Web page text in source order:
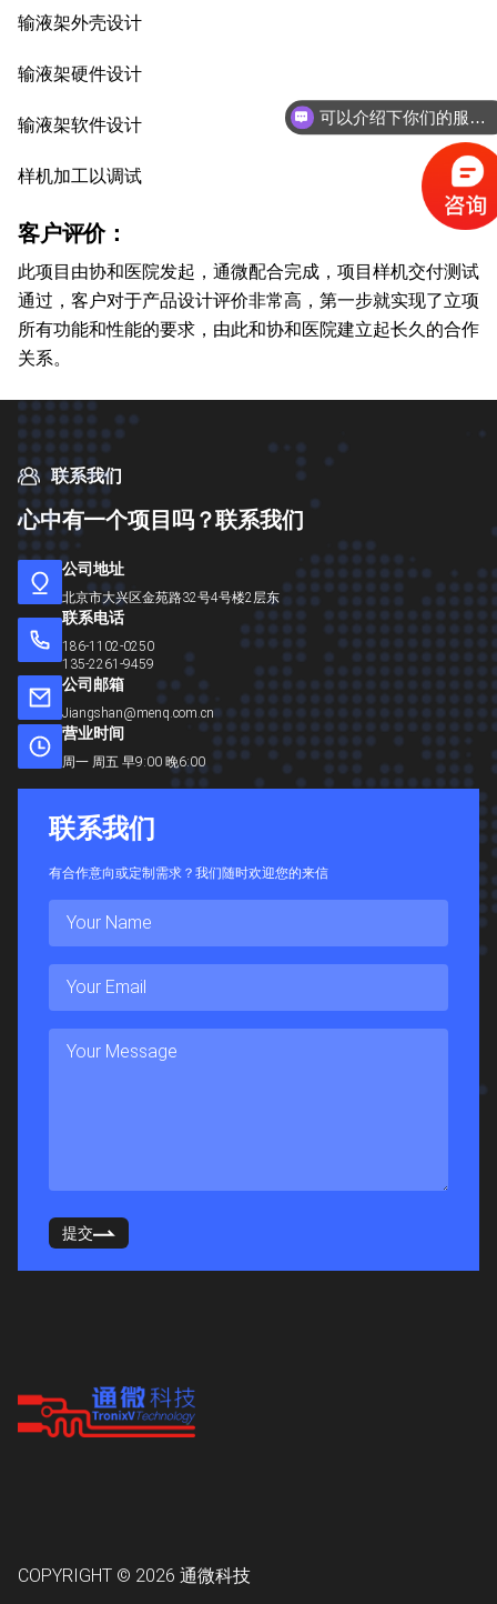
输液架外壳设计
输液架硬件设计
输液架软件设计
样机加工以调试
客户评价：
此项目由协和医院发起，通微配合完成，项目样机交付测试
通过，客户对于产品设计评价非常高，第一步就实现了立项
所有功能和性能的要求，由此和协和医院建立起长久的合作
关系。
联系我们
心中有一个项目 吗？联系我们
公司地址
北京市大兴区金苑路32号4号楼2层东
联系电话
186-1102-0250
135-2261-9459
公司邮箱
Jiangshan@menq.com.cn
营业时间
周一 周五 早9:00 晚6:00
联系我们
有合作意向或定制需求？我们随时欢迎您的来信
提交
COPYRIGHT © 2026 通微科技
可以介绍下你们的服务内容么？